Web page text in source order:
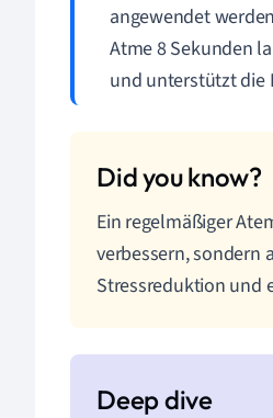
angewendet
Atme 8 Sekunden
und unterstützt die
Ein regelmäßiger
verbessern, sondern
Stressreduktion und